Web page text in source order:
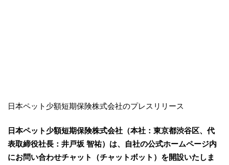
日本ペット少額短期保険株式会社のプレスリリース
日本ペット少額短期保険株式会社（本社：東京都渋谷区、代
表取締役社長：井戸坂 智祐）は、自社の公式ホームページ内
にお問い合わせチャット（チャットボット）を開設いたしま